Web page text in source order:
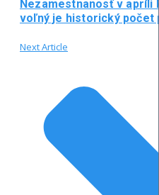
Nezamestnanosť v apríli
voľný je historický počet
Next Article